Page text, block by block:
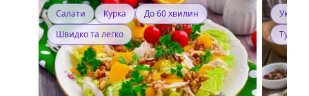
Салати Курка
До 60 хвилин
Швидко та легко